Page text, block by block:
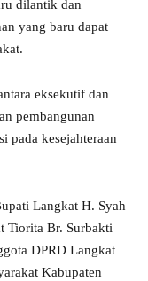
dilantik dan
yang baru dapat
eksekutif dan
pembangunan
pada kesejahteraan
Langkat H. Syah
Tiorita Br. Surbakti
DPRD Langkat
Kabupaten